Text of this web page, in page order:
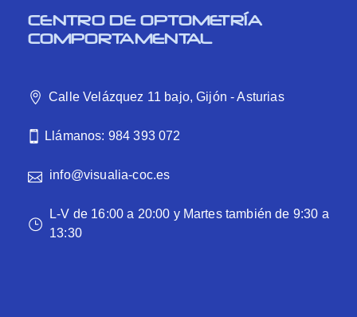
CENTRO DE OPTOMETRÍA
COMPORTAMENTAL
Calle Velázquez 11 bajo, Gijón - Asturias
Llámanos: 984 393 072
info@visualia-coc.es
L-V de 16:00 a 20:00 y Martes también de 9:30 a
13:30